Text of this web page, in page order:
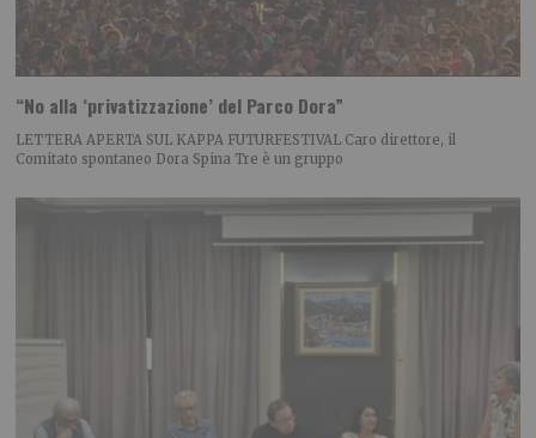
“No alla ‘privatizzazione’ del Parco Dora”
LETTERA APERTA SUL KAPPA FUTURFESTIVAL Caro direttore, il
Comitato spontaneo Dora Spina Tre è un gruppo